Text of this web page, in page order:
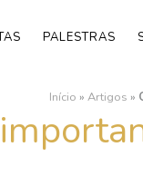
PALESTRAS
Início » Artigos »